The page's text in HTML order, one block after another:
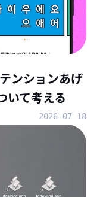
ンションあげ
いて考える
2026-07-18